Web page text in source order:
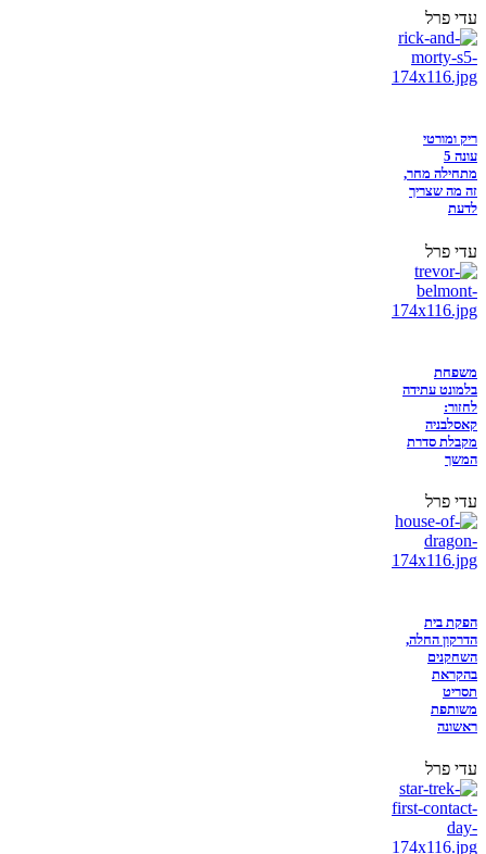
עדי פרל
ריק ומורטי
עונה 5
מתחילה מחר,
זה מה שצריך
לדעת
עדי פרל
משפחת
בלמונט עתידה
לחזור:
קאסלבניה
מקבלת סדרת
המשך
עדי פרל
הפקת בית
הדרקון החלה,
השחקנים
בהקראת
תסריט
משותפת
ראשונה
עדי פרל